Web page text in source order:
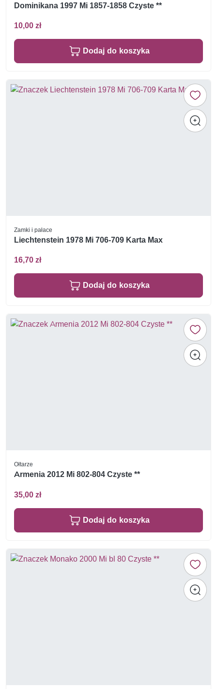
Dominikana 1997 Mi 1857-1858 Czyste **
10,00 zł
Dodaj do koszyka
Zamki i pałace
Liechtenstein 1978 Mi 706-709 Karta Max
16,70 zł
Dodaj do koszyka
Ołtarze
Armenia 2012 Mi 802-804 Czyste **
35,00 zł
Dodaj do koszyka